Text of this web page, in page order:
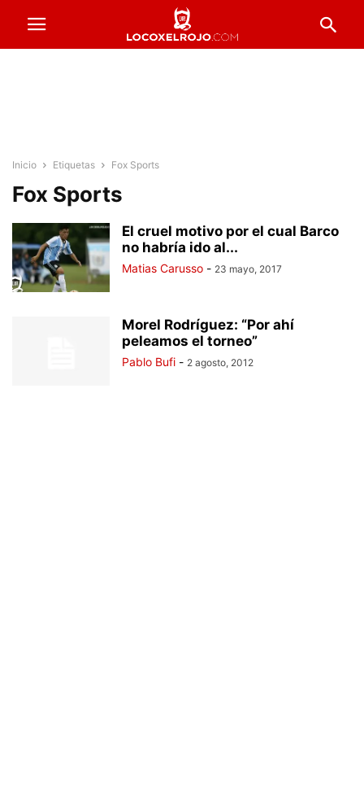
Inicio Etiquetas Fox Sports
Fox Sports
El cruel motivo por el cual Barco
no habría ido al...
Matias Carusso - 23 mayo, 2017
Morel Rodríguez: “Por ahí
peleamos el torneo”
Pablo Bufi - 2 agosto, 2012